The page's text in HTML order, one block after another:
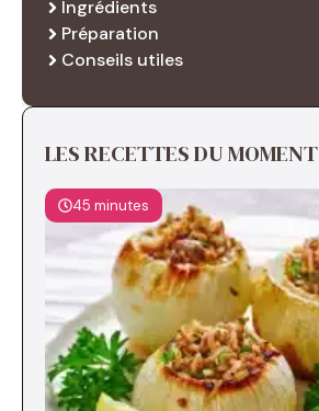
Ingrédients
Préparation
Conseils utiles
LES RECETTES DU MOMENT
45 minutes